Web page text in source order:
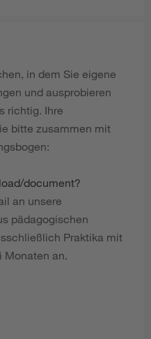
in dem Sie eigene
und ausprobieren
richtig. Ihre
bitte zusammen mit
document?
an unsere
pädagogischen
Praktika mit
an.